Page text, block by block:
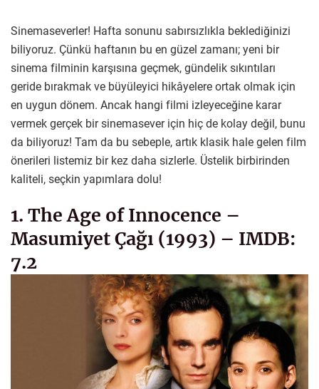
Sinemaseverler! Hafta sonunu sabırsızlıkla beklediğinizi
biliyoruz. Çünkü haftanın bu en güzel zamanı; yeni bir
sinema filminin karşısına geçmek, gündelik sıkıntıları
geride bırakmak ve büyüleyici hikâyelere ortak olmak için
en uygun dönem. Ancak hangi filmi izleyeceğine karar
vermek gerçek bir sinemasever için hiç de kolay değil, bunu
da biliyoruz! Tam da bu sebeple, artık klasik hale gelen film
önerileri listemiz bir kez daha sizlerle. Üstelik birbirinden
kaliteli, seçkin yapımlara dolu!
1. The Age of Innocence –
Masumiyet Çağı (1993) – IMDB:
7.2